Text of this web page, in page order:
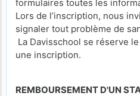
formulaires toutes les
Lors de l’inscription, nous
signaler tout problème de
La Davisschool se réserve
une inscription.
REMBOURSEMENT D'UN